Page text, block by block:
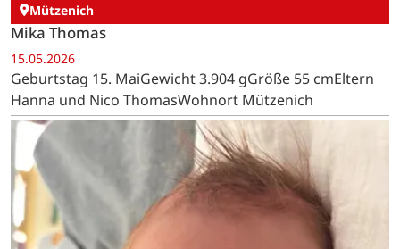
Mützenich
Mika Thomas
15.05.2026
Geburtstag 15. MaiGewicht 3.904 gGröße 55 cmEltern
Hanna und Nico ThomasWohnort Mützenich